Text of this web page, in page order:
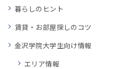
暮らしのヒント
賃貸・お部屋探しのコツ
金沢学院大学生向け情報
エリア情報